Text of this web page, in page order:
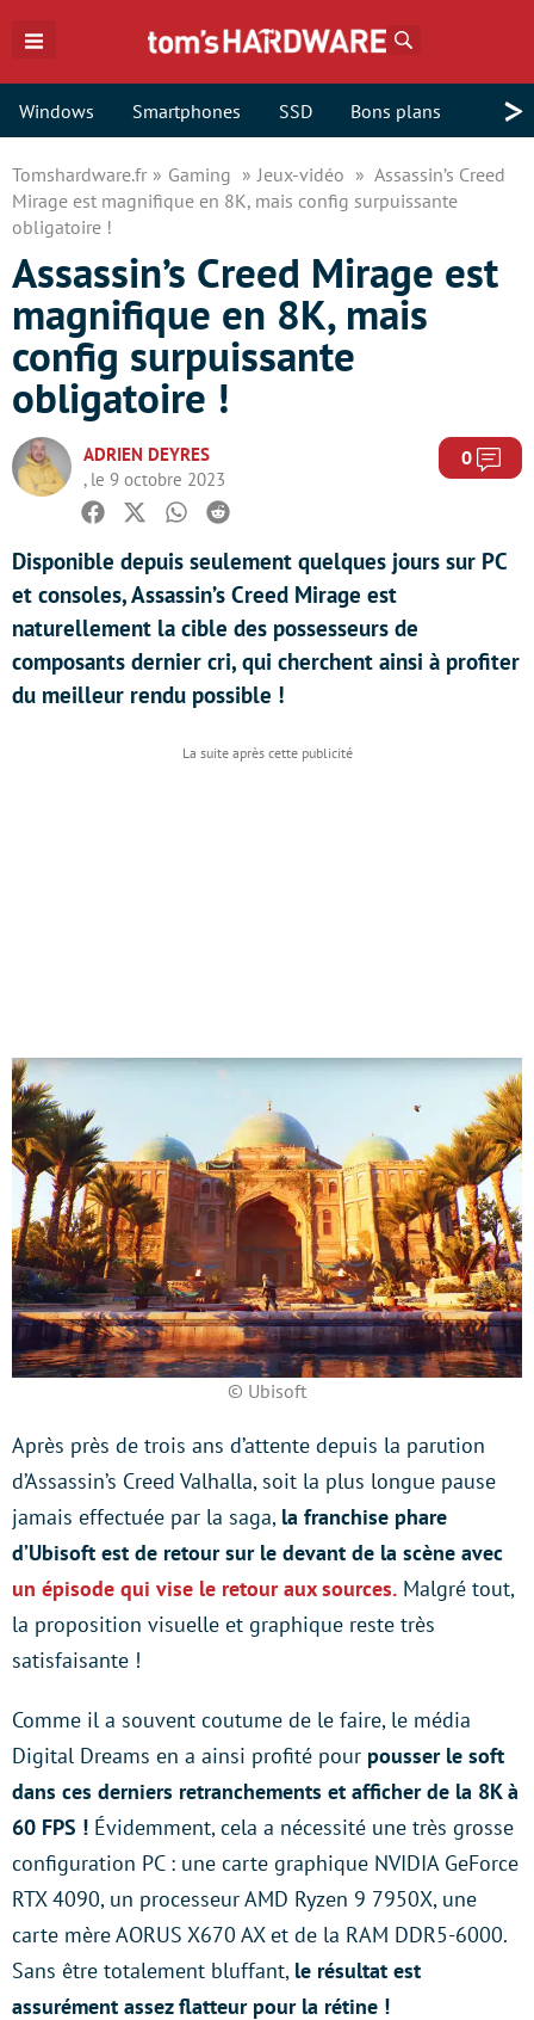
Windows Smartphones SSD Bons plans >
Tomshardware.fr Gaming Jeux-vidéo
Assassin’s Creed
Mirage est magnifique en 8K, mais config surpuissante
obligatoire !
Assassin’s Creed Mirage est
magnifique en 8K, mais
config surpuissante
obligatoire !
ADRIEN DEYRES
, le 9 octobre 2023
0
Facebook
TwitterWhatsapp
Reddit
Disponible depuis seulement quelques jours sur PC
et consoles, Assassin’s Creed Mirage est
naturellement la cible des possesseurs de
composants dernier cri, qui cherchent ainsi à profiter
du meilleur rendu possible !
© Ubisoft
Après près de trois ans d’attente depuis la parution
d’Assassin’s Creed Valhalla, soit la plus longue pause
jamais effectuée par la saga, la franchise phare
d’Ubisoft est de retour sur le devant de la scène avec
un épisode qui vise le retour aux sources. Malgré tout,
la proposition visuelle et graphique reste très
satisfaisante !
Comme il a souvent coutume de le faire, le média
Digital Dreams en a ainsi profité pour pousser le soft
dans ces derniers retranchements et afficher de la 8K à
60 FPS ! Évidemment, cela a nécessité une très grosse
configuration PC : une carte graphique NVIDIA GeForce
RTX 4090, un processeur AMD Ryzen 9 7950X, une
carte mère AORUS X670 AX et de la RAM DDR5-6000.
Sans être totalement bluffant, le résultat est
assurément assez flatteur pour la rétine !